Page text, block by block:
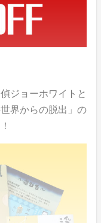
ジョーホワイトと
界からの脱出」の